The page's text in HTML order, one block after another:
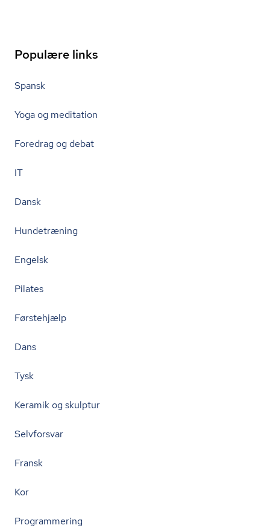
Populære links
Spansk
Yoga og meditation
Foredrag og debat
IT
Dansk
Hundetræning
Engelsk
Pilates
Førstehjælp
Dans
Tysk
Keramik og skulptur
Selvforsvar
Fransk
Kor
Programmering